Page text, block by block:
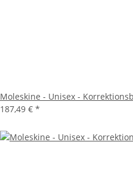
Moleskine - Unisex -
187,49 € *